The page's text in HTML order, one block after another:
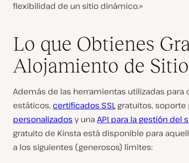
flexibilidad de un sitio dinámico.»
Lo que Obtienes
Alojamiento de
Además de las herramientas utilizadas
estáticos, certificados SSLgratuitos, soporte
personalizados y una API para la gestión del
gratuito de Kinsta está disponible para
a los siguientes (generosos) límites: